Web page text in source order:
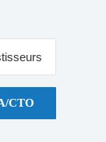
CTO